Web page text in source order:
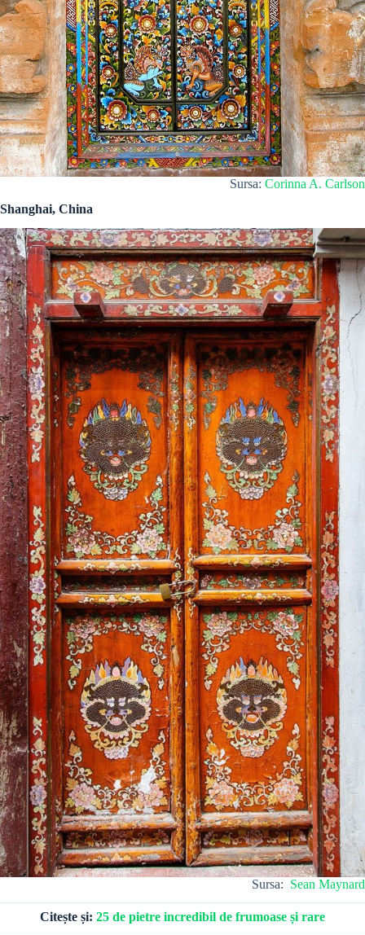
Sursa: Corinna A. Carlson
Shanghai, China
Sursa: Sean Maynard
Citește și: 25 de pietre incredibil de frumoase și rare